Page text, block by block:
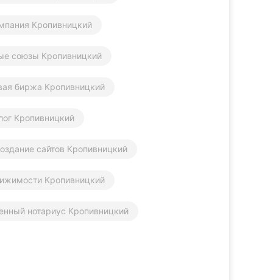
Кропивницкий
союзы Кропивницкий
биржа Кропивницкий
Кропивницкий
сайтов Кропивницкий
Кропивницкий
нотариус Кропивницкий